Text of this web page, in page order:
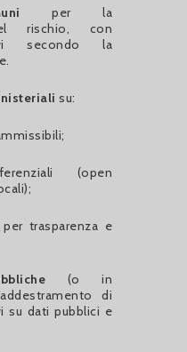
per la
rischio, con
secondo la
su:
(open
trasparenza e
(o in
di
su dati pubblici e